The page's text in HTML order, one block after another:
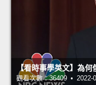
【看時事學英文】為
觀看次數：36409 • 2022-